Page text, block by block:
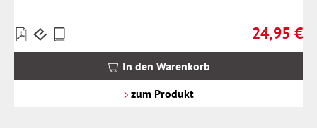
Regulärer
24,95 €
Preise
inkl.
In den Warenkorb
zum Produkt